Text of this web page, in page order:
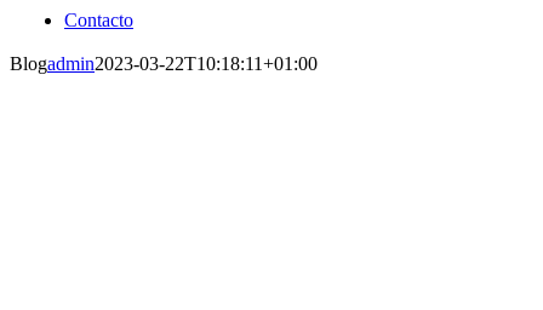
Contacto
Blogadmin2023-03-22T10:18:11+01:00